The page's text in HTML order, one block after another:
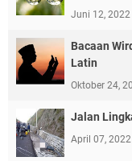
Juni 12, 2022
Bacaan
Latin
Oktober 24,
Jalan
April 07, 2022